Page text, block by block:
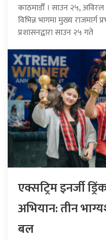
काठमाडौँ । साउन २५, अविरल
विभिन्न भागमा मुख्य राजमार्ग
प्रशासनद्वारा साउन २५ गते
एक्सट्रिम इनर्जी
अभियान: तीन
बल